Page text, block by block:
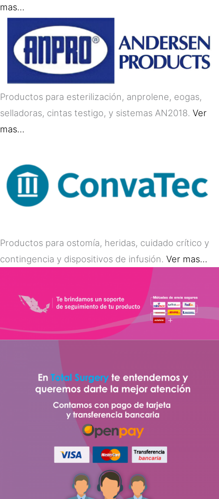
mas…
Productos para esterilización, anprolene, eogas,
selladoras, cintas testigo, y sistemas AN2018. Ver
mas…
Productos para ostomía, heridas, cuidado crítico y
contingencia y dispositivos de infusión. Ver mas…